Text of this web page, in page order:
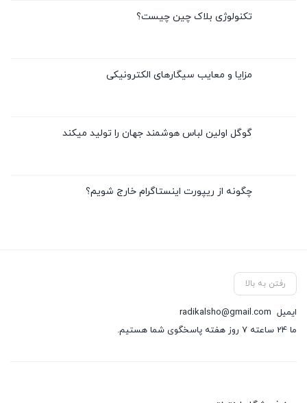
تکنولوژی بلاک چین چیست؟
مزایا و معایب سیگارهای الکترونیکی
گوگل اولین لباس هوشمند جهان را تولید میکند
چگونه از ریپورت اینستاگرام خارج شویم؟
رفتن به بالا
ایمیل radikalsho@gmail.com
ما 24 ساعته 7 روز هفته پاسخگوی شما هستیم.